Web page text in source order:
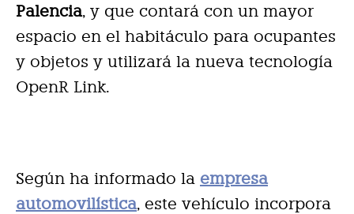
Palencia, y que contará con un mayor
espacio en el habitáculo para ocupantes
y objetos y utilizará la nueva tecnología
OpenR Link.
Según ha informado la empresa
automovilística, este vehículo incorpora